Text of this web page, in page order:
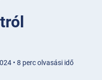
• 8 perc olvasási idő